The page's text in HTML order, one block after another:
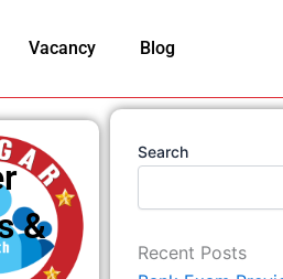
Vacancy Blog
&
Search
Recent Posts